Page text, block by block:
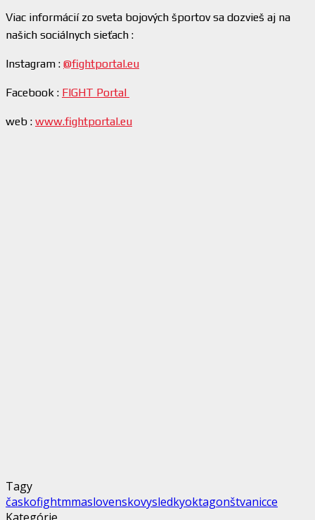
Viac informácií zo sveta bojových športov sa dozvieš aj na
našich sociálnych sieťach :
Instagram : @fightportal.eu
Facebook : FIGHT Portal
web : www.fightportal.eu
Tagy
časkofightmmaslovenskovysledkyoktagonštvanicce